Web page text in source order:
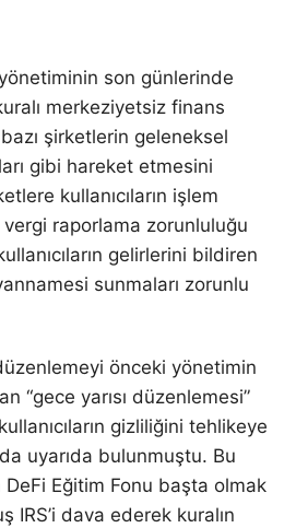
son günlerinde
merkeziyetsiz finans
şirketlerin geleneksel
gibi hareket etmesini
kullanıcıların işlem
raporlama zorunluluğu
gelirlerini bildiren
sunmaları zorunlu
önceki yönetimin
“gece yarısı düzenlemesi”
gizliliğini tehlikeye
uyarıda bulunmuştu. Bu
DeFi Eğitim Fonu başta olmak
IRS’i dava ederek kuralın